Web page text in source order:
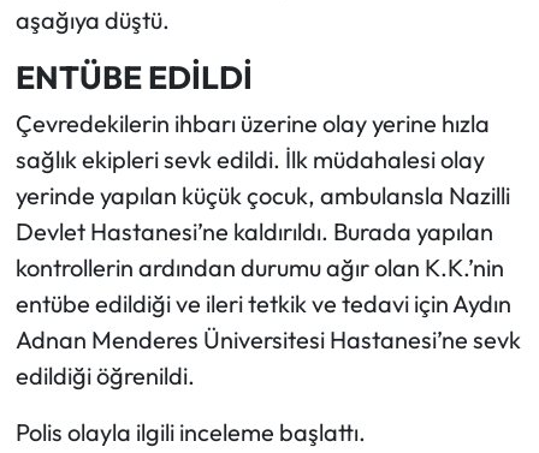
aşağıya düştü.
ENTÜBE EDİLDİ
Çevredekilerin ihbarı üzerine olay yerine hızla
sağlık ekipleri sevk edildi. İlk müdahalesi olay
yerinde yapılan küçük çocuk, ambulansla Nazilli
Devlet Hastanesi’ne kaldırıldı. Burada yapılan
kontrollerin ardından durumu ağır olan K.K.’nin
entübe edildiği ve ileri tetkik ve tedavi için Aydın
Adnan Menderes Üniversitesi Hastanesi’ne sevk
edildiği öğrenildi.
Polis olayla ilgili inceleme başlattı.